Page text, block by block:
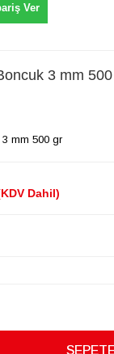
Ver
3 mm
3 mm 500 gr
Dahil)